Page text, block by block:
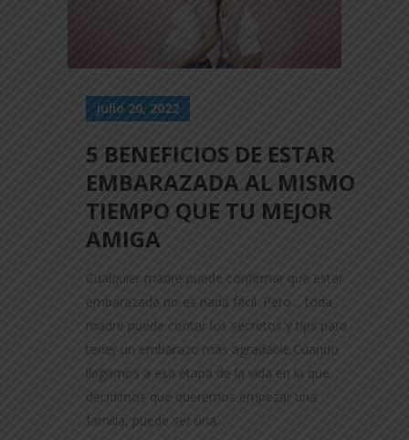
julio 20, 2022
5 BENEFICIOS DE ESTAR
EMBARAZADA AL MISMO
TIEMPO QUE TU MEJOR
AMIGA
Cualquier madre puede confirmar que estar
embarazada no es nada fácil. Pero… toda
madre puede contar los secretos y tips para
tener un embarazo más agradable.Cuando
llegamos a esa etapa de la vida en la que
decidimos que queremos empezar una
familia, puede ser una...